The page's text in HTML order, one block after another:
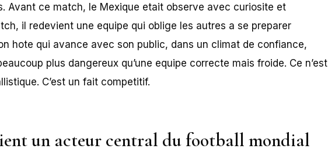
Avant ce match, le Mexique etait observe avec curiosite et
il redevient une equipe qui oblige les autres a se preparer
hote qui avance avec son public, dans un climat de confiance,
plus dangereux qu’une equipe correcte mais froide. Ce n’est
C’est un fait competitif.
un acteur central du football mondial